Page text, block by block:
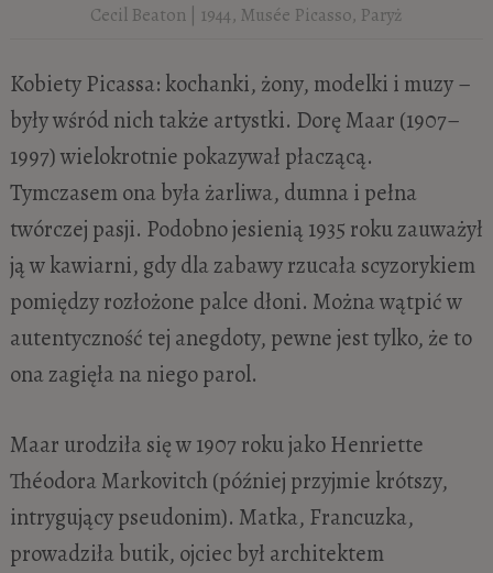
Cecil Beaton | 1944, Musée Picasso, Paryż
Kobiety Picassa: kochanki, żony, modelki i muzy –
były wśród nich także artystki. Dorę Maar (1907–
1997) wielokrotnie pokazywał płaczącą.
Tymczasem ona była żarliwa, dumna i pełna
twórczej pasji. Podobno jesienią 1935 roku zauważył
ją w kawiarni, gdy dla zabawy rzucała scyzorykiem
pomiędzy rozłożone palce dłoni. Można wątpić w
autentyczność tej anegdoty, pewne jest tylko, że to
ona zagięła na niego parol.
Maar urodziła się w 1907 roku jako Henriette
Théodora Markovitch (później przyjmie krótszy,
intrygujący pseudonim). Matka, Francuzka,
prowadziła butik, ojciec był architektem